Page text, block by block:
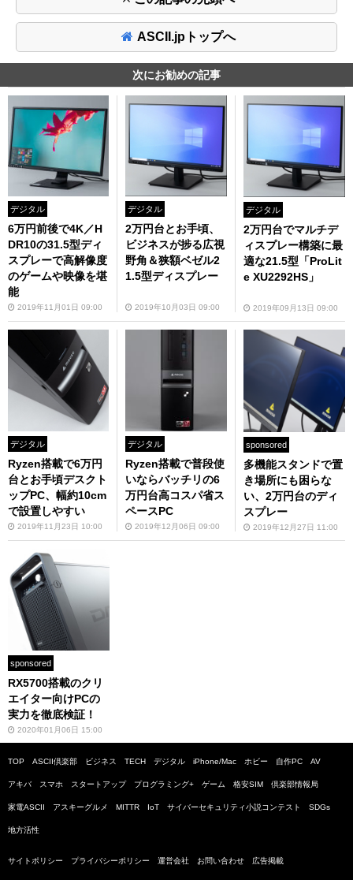
ASCII.jpトップへ
次にお勧めの記事
デジタル
6万円前後で4K／H
DR10の31.5型ディ
スプレーで高解像度
のゲームや映像を堪
能
2019年11月01日 09:00
デジタル
2万円台とお手頃、
ビジネスが捗る広視
野角＆狭額ベゼル2
1.5型ディスプレー
2019年10月03日 09:00
デジタル
2万円台でマルチデ
ィスプレー構築に最
適な21.5型「ProLit
e XU2292HS」
2019年09月13日 09:00
デジタル
Ryzen搭載で6万円
台とお手頃デスクト
ップPC、幅約10cm
で設置しやすい
2019年11月23日 10:00
デジタル
Ryzen搭載で普段使
いならバッチリの6
万円台高コスパ省ス
ペースPC
2019年12月06日 09:00
sponsored
多機能スタンドで置
き場所にも困らな
い、2万円台のディ
スプレー
2019年12月27日 11:00
sponsored
RX5700搭載のクリ
エイター向けPCの
実力を徹底検証！
2020年01月06日 15:00
TOP ASCII倶楽部 ビジネス TECH デジタル iPhone/Mac ホビー 自作PC AV
アキバ スマホ スタートアップ プログラミング+ ゲーム 格安SIM 倶楽部情報局
家電ASCII アスキーグルメ MITTR IoT サイバーセキュリティ小説コンテスト SDGs
地方活性
サイトポリシー プライバシーポリシー 運営会社 お問い合わせ 広告掲載